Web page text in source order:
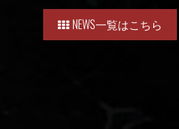
NEWS一覧はこちら